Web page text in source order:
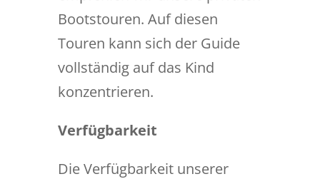
Bootstouren. Auf diesen
Touren kann sich der Guide
vollständig auf das Kind
konzentrieren.
Verfügbarkeit
Die Verfügbarkeit unserer